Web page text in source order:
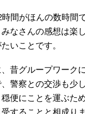
間がほんの数時間
なさんの感想は楽
いことです。
昔グループワーク
警察との交渉も少
便にことを運ぶた